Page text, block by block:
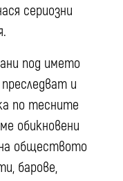
сериозни
под името
и
по тесните
обикновени
обществото
барове,